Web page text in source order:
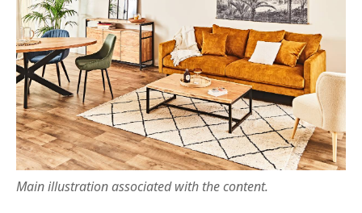
Main illustration associated with the content.